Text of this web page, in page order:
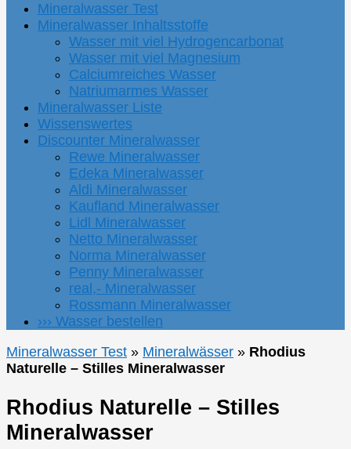
Mineralwasser Test
Mineralwasser Inhaltsstoffe
Wasser mit viel Hydrogencarbonat
Wasser mit viel Magnesium
Calciumreiches Wasser
Natriumarmes Wasser
Mineralwasser Liste
Wissenswertes
Discounter Mineralwasser
Rewe Mineralwasser
Edeka Mineralwasser
Aldi Mineralwasser
Kaufland Mineralwasser
Lidl Mineralwasser
Netto Mineralwasser
Norma Mineralwasser
Penny Mineralwasser
real,- Mineralwasser
Rossmann Mineralwasser
››› Wasser bestellen
Mineralwasser Test » Mineralwässer » Rhodius
Naturelle – Stilles Mineralwasser
Rhodius Naturelle – Stilles
Mineralwasser